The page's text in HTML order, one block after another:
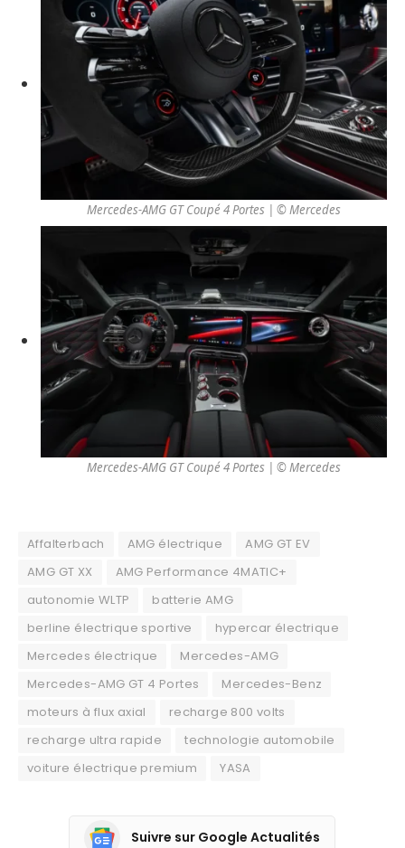
Mercedes-AMG GT Coupé 4 Portes | © Mercedes
Mercedes-AMG GT Coupé 4 Portes | © Mercedes
Affalterbach AMG électrique
AMG GT EV
AMG GT XX
AMG Performance 4MATIC+
autonomie WLTP
batterie AMG
berline électrique sportive
hypercar électrique
Mercedes électrique
Mercedes-AMG
Mercedes-AMG GT 4 Portes
Mercedes-Benz
moteurs à flux axial
recharge 800 volts
recharge ultra rapide
technologie automobile
voiture électrique premium
YASA
Suivre sur Google Actualités